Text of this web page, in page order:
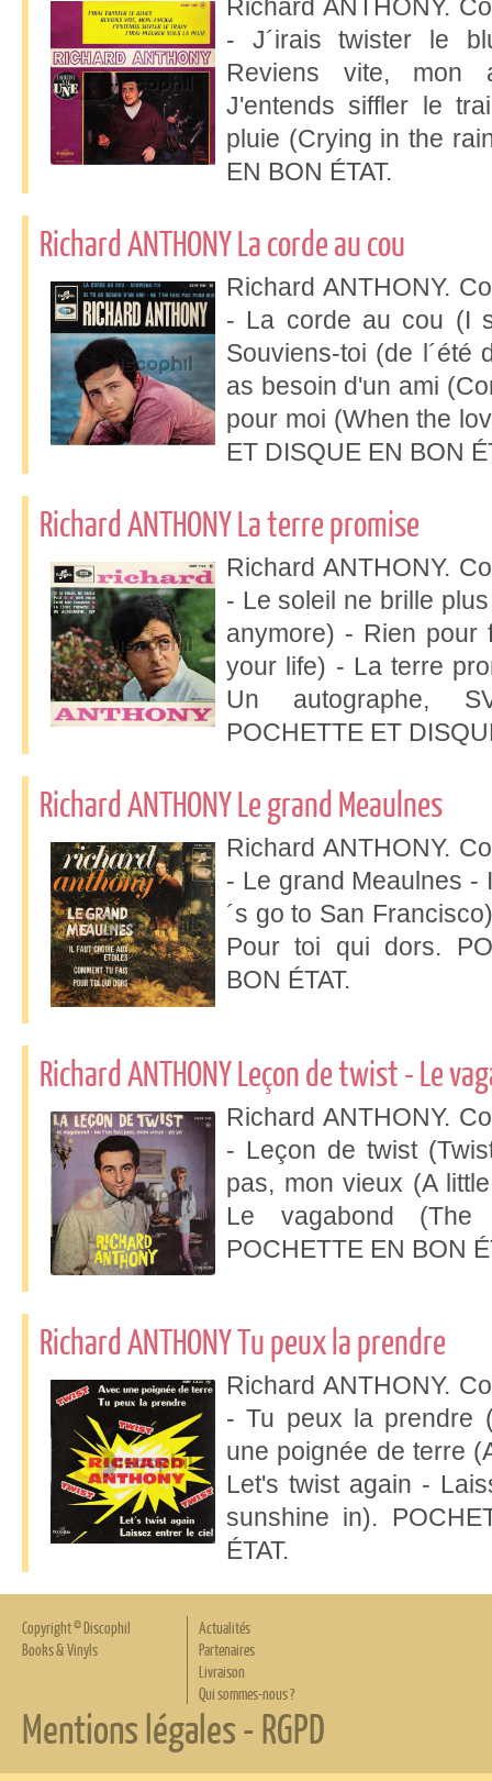
Richard ANTHONY.
- J´irais twister le
Reviens vite, mon
J'entends siffler le
pluie (Crying in the
EN BON ÉTAT.
Richard ANTHONY La corde au cou
Richard ANTHONY.
- La corde au cou (I
Souviens-toi (de l´été
as besoin d'un ami
pour moi (When the
ET DISQUE EN BON
Richard ANTHONY La terre promise
Richard ANTHONY.
- Le soleil ne brille
anymore) - Rien pour
your life) - La terre
Un autographe,
POCHETTE ET
Richard ANTHONY Le grand Meaulnes
Richard ANTHONY.
- Le grand Meaulnes -
´s go to San
Pour toi qui dors.
BON ÉTAT.
Richard ANTHONY Leçon de twist - Le
Richard ANTHONY.
- Leçon de twist
pas, mon vieux (A
Le vagabond (The
POCHETTE EN BON
Richard ANTHONY Tu peux la prendre
Richard ANTHONY.
- Tu peux la prendre
une poignée de terre
Let's twist again -
sunshine in).
ÉTAT.
Copyright © Discophil
Books & Vinyls
Actualités
Partenaires
Livraison
Qui sommes-nous ?
Mentions légales- RGPD